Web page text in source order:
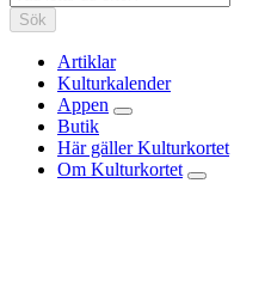
Sök
Artiklar
Kulturkalender
Appen
Butik
Här gäller Kulturkortet
Om Kulturkortet